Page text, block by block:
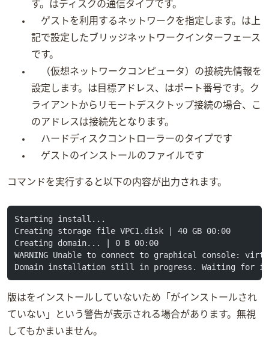
す。busはディスクの通信タイプです。
ゲストOSを利用するネットワークを指定します。bridge=br0は上
記で設定したブリッジネットワークインターフェース
です。
VNC（仮想ネットワークコンピュータ）の接続先情報を
設定します。listenは目標IPアドレス、portはポート番号です。VNCク
ライアントからリモートデスクトップ接続の場合、こ
のアドレスは接続先となります。
ハードディスクコントローラーのタイプです
ゲストOSのインストールISOのファイルです
コマンドを実行すると以下の内容が出力されます。
Starting install...
Creating storage file VPC1.disk | 40 GB 00:00
Creating domain... | 0 B 00:00
WARNING Unable to connect to graphical
Domain installation still in progress. Waiting for
Server版Ubuntuはxwindowをインストールしていないため「virt-viewerがインストールされ
ていない」という警告が表示される場合があります。無視
してもかまいません。